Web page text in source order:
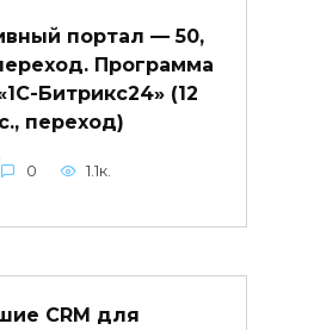
портал — 50,
Программа
Битрикс24» (12
переход)
0 1.1к.
CRM для